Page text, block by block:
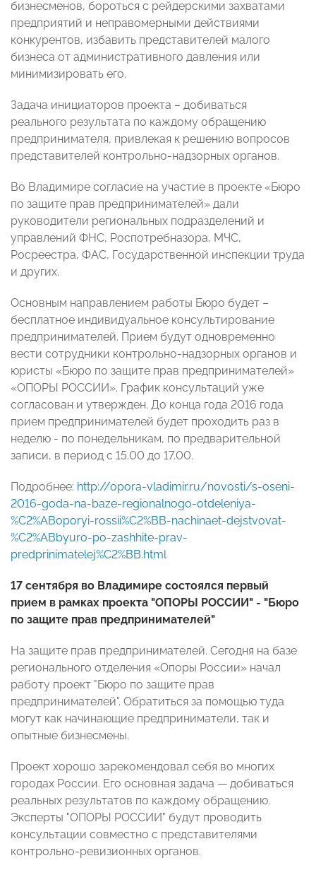
бизнесменов, бороться с рейдерскими захватами
предприятий и неправомерными действиями
конкурентов, избавить представителей малого
бизнеса от административного давления или
минимизировать его.
Задача инициаторов проекта – добиваться
реального результата по каждому обращению
предпринимателя, привлекая к решению вопросов
представителей контрольно-надзорных органов.
Во Владимире согласие на участие в проекте «Бюро
по защите прав предпринимателей» дали
руководители региональных подразделений и
управлений ФНС, Роспотребназора, МЧС,
Росреестра, ФАС, Государственной инспекции труда
и других.
Основным направлением работы Бюро будет –
бесплатное индивидуальное консультирование
предпринимателей. Прием будут одновременно
вести сотрудники контрольно-надзорных органов и
юристы «Бюро по защите прав предпринимателей»
«ОПОРЫ РОССИИ». График консультаций уже
согласован и утвержден. До конца года 2016 года
прием предпринимателей будет проходить раз в
неделю - по понедельникам, по предварительной
записи, в период с 15.00 до 17.00.
Подробнее: http://opora-vladimir.ru/novosti/s-oseni-
2016-goda-na-baze-regionalnogo-otdeleniya-
%C2%ABoporyi-rossii%C2%BB-nachinaet-dejstvovat-
%C2%ABbyuro-po-zashhite-prav-
predprinimatelej%C2%BB.html
17 сентября во Владимире состоялся первый
прием в рамках проекта "ОПОРЫ РОССИИ" - "Бюро
по защите прав предпринимателей"
На защите прав предпринимателей. Сегодня на базе
регионального отделения «Опоры России» начал
работу проект "Бюро по защите прав
предпринимателей". Обратиться за помощью туда
могут как начинающие предприниматели, так и
опытные бизнесмены.
Проект хорошо зарекомендовал себя во многих
городах России. Его основная задача — добиваться
реальных результатов по каждому обращению.
Эксперты "ОПОРЫ РОССИИ" будут проводить
консультации совместно с представителями
контрольно-ревизионных органов.